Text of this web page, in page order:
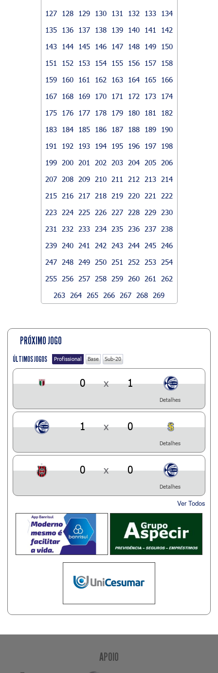
127
128 129 130 131 132 133
134
135
136 137 138 139 140 141
142
143
144 145 146 147 148 149
150
151
152 153 154 155 156 157
158
159
160 161 162 163 164 165
166
167
168 169 170 171 172 173
174
175
176 177 178 179 180 181
182
183
184 185 186 187 188 189
190
191
192 193 194 195 196 197
198
199
200 201 202 203 204 205
206
207
208 209 210 211 212 213
214
215
216 217 218 219 220 221
222
223
224 225 226 227 228 229
230
231
232 233 234 235 236 237
238
239
240 241 242 243 244 245
246
247
248 249 250 251 252 253
254
255
256 257 258 259 260 261
262
263
264 265 266 267 268 269
PRÓXIMO JOGO
ÚLTIMOS JOGOS Profissional Base Sub-20
0 x 1
Detalhes
1 x 0
Detalhes
0 x 0
Detalhes
Ver Todos
APOIO